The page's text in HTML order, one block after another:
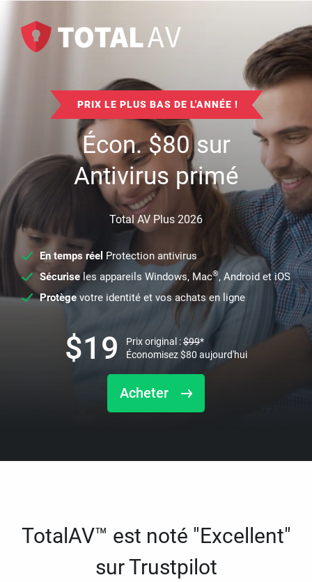
PRIX LE PLUS BAS DE L'ANNÉE !
Écon.$80sur
Antivirus primé
Total AV Plus 2026
En temps réel Protection antivirus
Sécuriseles appareils Windows, Mac®, Android et iOS
Protège votre identité et vos achats en ligne
Acheter
$19 Prix original :$99*
Économisez$80 aujourd'hui
TotalAV™ est noté "Excellent"
sur Trustpilot